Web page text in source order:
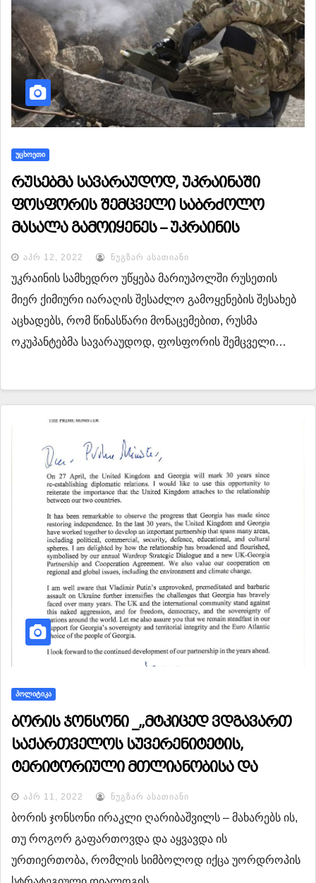
ᲣᲪᲮᲝᲔᲗᲘ
რუსებმა სავარაუდოდ, უკრაინაში
ფოსფორის შემცველი საბრძოლო
მასალა გამოიყენეს – უკრაინის
თავდაცვა
ᲐᲞᲠ 12, 2022 ᲜᲣᲒᲖᲐᲠ ᲐᲡᲐᲗᲘᲐᲜᲘ
უკრაინის სამხედრო უწყება მარიუპოლში რუსეთის
მიერ ქიმიური იარაღის შესაძლო გამოყენების შესახებ
აცხადებს, რომ წინასწარი მონაცემებით, რუსმა
ოკუპანტებმა სავარაუდოდ, ფოსფორის შემცველი…
ᲞᲝᲚᲘᲢᲘᲙᲐ
ბორის ჯონსონი _„მტკიცედ ვდგავართ
საქართველოს სუვერენიტეტის,
ტერიტორიული მთლიანობისა და
ქართველი ხალხის ევრო-
ატლანტიკური არჩევანის სადარაჯოზე.“
ᲐᲞᲠ 11, 2022 ᲜᲣᲒᲖᲐᲠ ᲐᲡᲐᲗᲘᲐᲜᲘ
ბორის ჯონსონი ირაკლი ღარიბაშვილს – მახარებს ის,
თუ როგორ გაფართოვდა და აყვავდა ის
ურთიერთობა, რომლის სიმბოლოდ იქცა უორდროპის